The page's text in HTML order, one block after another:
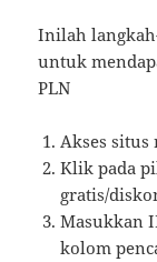
Inilah
untuk
PLN
Akses
Klik pada
gratis/
Masukkan
kolom